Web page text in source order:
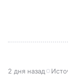
2 дня назад